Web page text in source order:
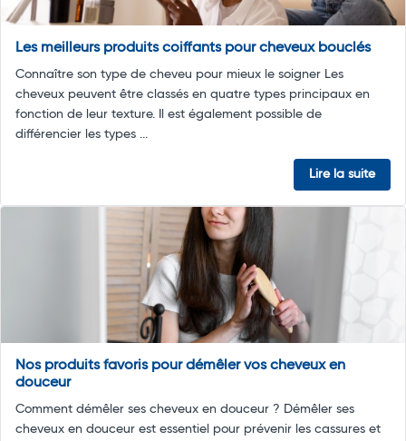
Les meilleurs produits coiffants pour cheveux bouclés
Connaître son type de cheveu pour mieux le soigner Les
cheveux peuvent être classés en quatre types principaux en
fonction de leur texture. Il est également possible de
différencier les types ...
Lire la suite
Nos produits favoris pour démêler vos cheveux en
douceur
Comment démêler ses cheveux en douceur ? Démêler ses
cheveux en douceur est essentiel pour prévenir les cassures et